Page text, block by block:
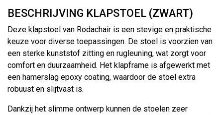
BESCHRIJVING KLAPSTOEL (ZWART)
Deze klapstoel van Rodachair is een stevige en praktische
keuze voor diverse toepassingen. De stoel is voorzien van
een sterke kunststof zitting en rugleuning, wat zorgt voor
comfort en duurzaamheid. Het klapframe is afgewerkt met
een hamerslag epoxy coating, waardoor de stoel extra
robuust en slijtvast is.
Dankzij het slimme ontwerp kunnen de stoelen zeer